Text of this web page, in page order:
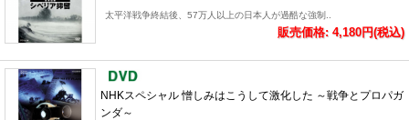
太平洋戦争終結後、57万人以上の日本人が過酷な強制..
販売価格: 4,180円(税込)
NHKスペシャル 憎しみはこうして激化した ～戦争とプロパガ
ンダ～